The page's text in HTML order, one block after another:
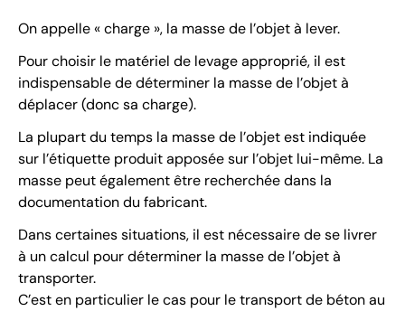
On appelle « charge », la masse de l’objet à lever.
Pour choisir le matériel de levage approprié, il est
indispensable de déterminer la masse de l’objet à
déplacer (donc sa charge).
La plupart du temps la masse de l’objet est indiquée
sur l’étiquette produit apposée sur l’objet lui-même. La
masse peut également être recherchée dans la
documentation du fabricant.
Dans certaines situations, il est nécessaire de se livrer
à un calcul pour déterminer la masse de l’objet à
transporter.
C’est en particulier le cas pour le transport de béton au